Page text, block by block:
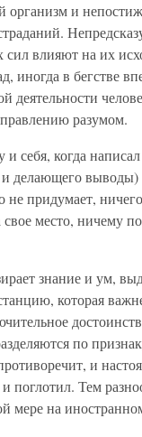
организм и
влияют на их
иногда в бегстве
деятельности
разумом.
себя, когда
делающего выводы)
придумает,
свое место, ничему
знание и ум,
которая
по
и
поглотил. Тем
мере на